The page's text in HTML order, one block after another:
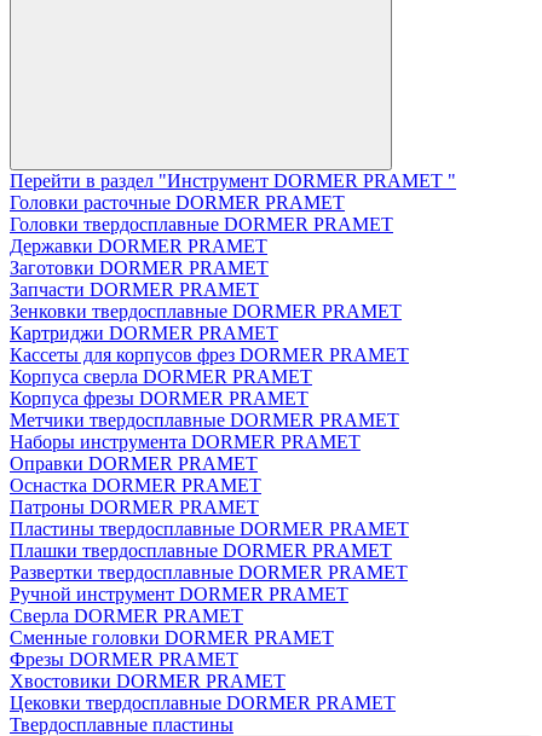
Перейти в раздел "Инструмент DORMER PRAMET "
Головки расточные DORMER PRAMET
Головки твердосплавные DORMER PRAMET
Державки DORMER PRAMET
Заготовки DORMER PRAMET
Запчасти DORMER PRAMET
Зенковки твердосплавные DORMER PRAMET
Картриджи DORMER PRAMET
Кассеты для корпусов фрез DORMER PRAMET
Корпуса сверла DORMER PRAMET
Корпуса фрезы DORMER PRAMET
Метчики твердосплавные DORMER PRAMET
Наборы инструмента DORMER PRAMET
Оправки DORMER PRAMET
Оснастка DORMER PRAMET
Патроны DORMER PRAMET
Пластины твердосплавные DORMER PRAMET
Плашки твердосплавные DORMER PRAMET
Развертки твердосплавные DORMER PRAMET
Ручной инструмент DORMER PRAMET
Сверла DORMER PRAMET
Сменные головки DORMER PRAMET
Фрезы DORMER PRAMET
Хвостовики DORMER PRAMET
Цековки твердосплавные DORMER PRAMET
Твердосплавные пластины